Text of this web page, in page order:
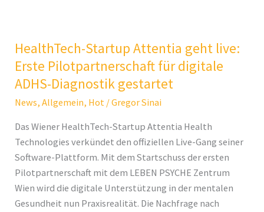
HealthTech-Startup Attentia geht live:
Erste Pilotpartnerschaft für digitale
ADHS-Diagnostik gestartet
News,Allgemein, Hot /Gregor Sinai
Das Wiener HealthTech-Startup Attentia Health
Technologies verkündet den offiziellen Live-Gang seiner
Software-Plattform. Mit dem Startschuss der ersten
Pilotpartnerschaft mit dem LEBEN PSYCHE Zentrum
Wien wird die digitale Unterstützung in der mentalen
Gesundheit nun Praxisrealität. Die Nachfrage nach
Attentia
geht
live:
Pilotpartnerschaft
für
digitale
ADHS-
Diagnostik
gestartet